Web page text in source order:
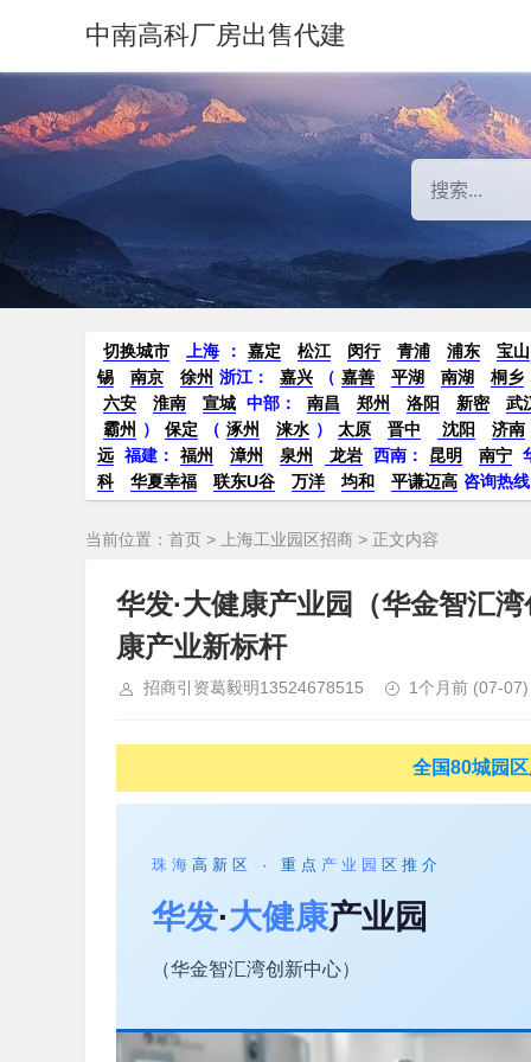
中南高科厂房出售代建
切换城市 上海 ： 嘉定 松江 闵行 青浦 浦东
宝山
锡
南京 徐州 浙江： 嘉兴 （ 嘉善 平湖 南湖
桐乡
六安
淮南 宣城 中部： 南昌 郑州 洛阳 新密
武
霸州 ） 保定 （ 涿州 涞水 ） 太原 晋中 沈阳
济南
远 福建： 福州 漳州 泉州 龙岩 西南： 昆明 南宁
科
华夏幸福 联东U谷 万洋 均和 平谦迈高 咨询热
当前位置： 首页 > 上海工业园区招商 > 正文内容
华发·大健康产业园（华金智汇
康产业新标杆
招商引资葛毅明13524678515 1个月前 (07-07)
全国80城园
珠海 高新区 · 重点 产业园 区推介
华发·大健康产业园
（华金智汇湾创新中心）